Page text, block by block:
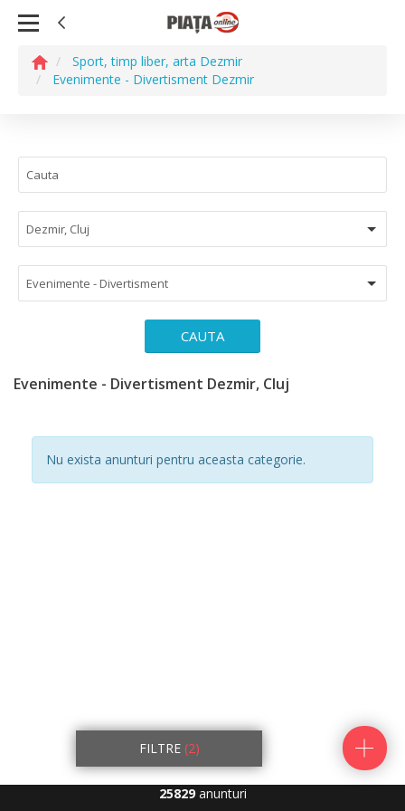
Sport, timp liber, arta Dezmir
Evenimente - Divertisment Dezmir
Dezmir, Cluj
Evenimente - Divertisment
CAUTA
Evenimente - Divertisment Dezmir, Cluj
Nu exista anunturi pentru aceasta categorie.
FILTRE (2)
25829anunturi